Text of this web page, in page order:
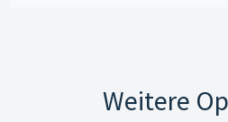
Weitere